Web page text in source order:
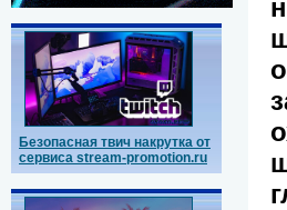
Безопасная твич накрутка от
сервиса stream-promotion.ru